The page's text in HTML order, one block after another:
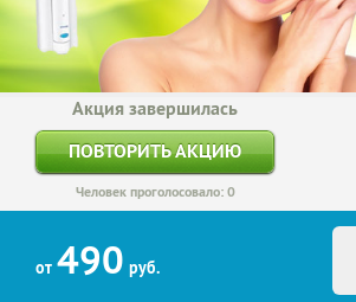
Акция завершилась
ПОВТОРИТЬ АКЦИЮ
Человек проголосовало: 0
от 490 руб.